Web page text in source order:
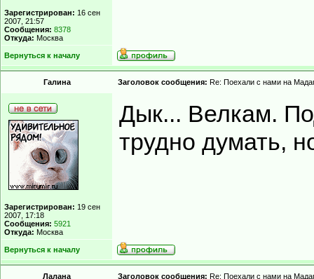
Зарегистрирован: 16 сен
2007, 21:57
Сообщения: 8378
Откуда: Москва
Вернуться к началу
Гaлинa Заголовок сообщения: Re: Поехали с нами на
Зарегистрирован: 19 сен
2007, 17:18
Сообщения: 5921
Откуда: Москва
Дык... Велкам.
трудно думать,
Вернуться к началу
Лалана Заголовок сообщения: Re: Поехали с нами на